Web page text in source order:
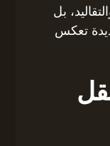
بل
تعكس